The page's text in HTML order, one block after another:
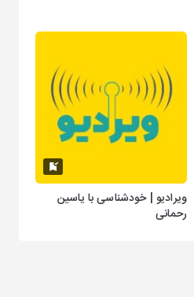
ویرادیو | خودشناسی با یاسین
رحمانی